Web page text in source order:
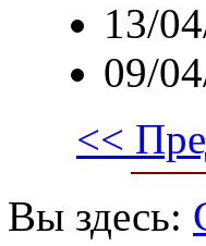
13/
09/
<<
Вы здесь: